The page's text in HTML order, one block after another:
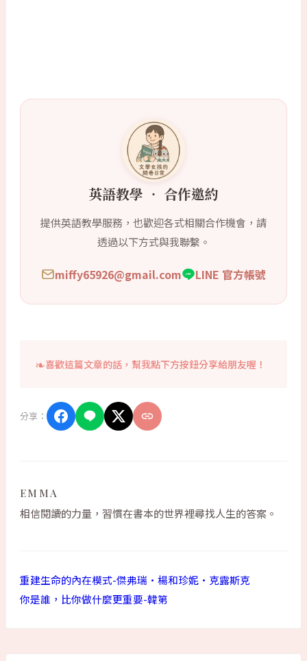
英語教學 ‧ 合作邀約
提供英語教學服務，也歡迎各式相關合作機會，請
透過以下方式與我聯繫。
miffy65926@gmail.com LINE 官方帳號
喜歡這篇文章的話，幫我點下方按鈕分享給朋友喔！
分享：
EMMA
相信閱讀的力量，習慣在書本的世界裡尋找人生的答案。
重建生命的內在模式-傑弗瑞·楊和珍妮·克露斯克
你是誰，比你做什麼更重要-韓第